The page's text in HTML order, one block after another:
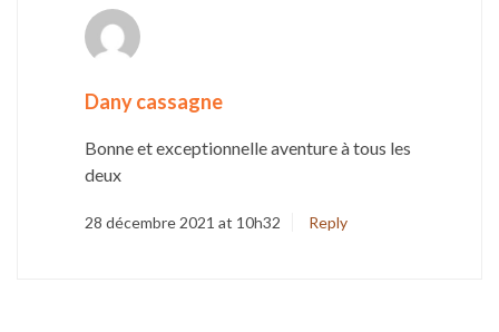
Dany cassagne
Bonne et exceptionnelle aventure à tous les
deux
28 décembre 2021 at 10h32 Reply